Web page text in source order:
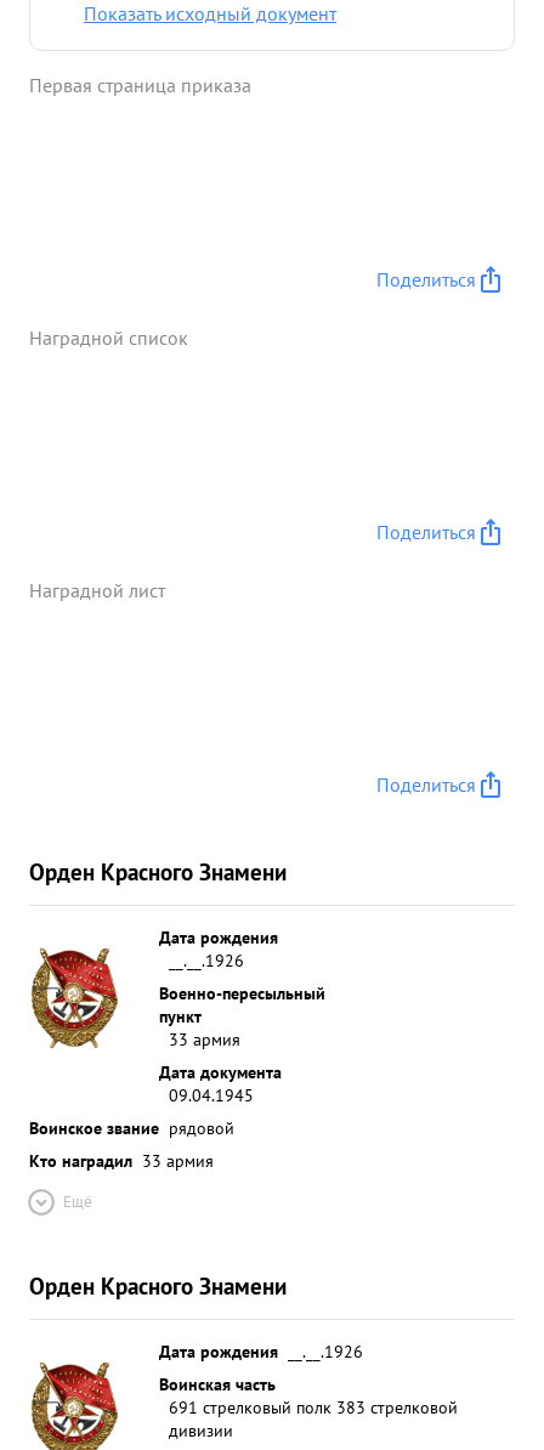
Показать исходный документ
Первая страница приказа
Поделиться
Наградной список
Поделиться
Наградной лист
Поделиться
Орден Красного Знамени
Дата рождения
__.__.1926
Военно-пересыльный
пункт
33 армия
Дата документа
09.04.1945
Воинское звание рядовой
Кто наградил 33 армия
Ещё
Орден Красного Знамени
Дата рождения
__.__.1926
Воинская часть
691 стрелковый полк 383 стрелковой
дивизии